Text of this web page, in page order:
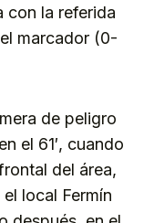
con la referida
marcador (0-
de peligro
el 61′, cuando
del área,
local Fermín